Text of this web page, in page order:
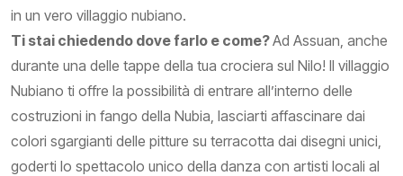
in un vero villaggio nubiano.
Ti stai chiedendo dove farlo e come?Ad Assuan, anche
durante una delle tappe della tua crociera sul Nilo! Il villaggio
Nubiano ti offre la possibilità di entrare all’interno delle
costruzioni in fango della Nubia, lasciarti affascinare dai
colori sgargianti delle pitture su terracotta dai disegni unici,
goderti lo spettacolo unico della danza con artisti locali al